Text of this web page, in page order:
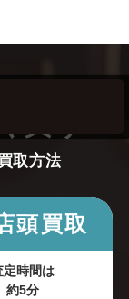
買う！
取方法
頭買取
定時間は
約5分